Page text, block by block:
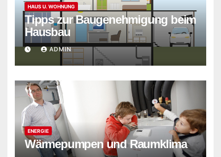
HAUS U. WOHNUNG
Tipps zur Baugenehmigung beim
Hausbau
ADMIN
ENERGIE
Wärmepumpen und Raumklima